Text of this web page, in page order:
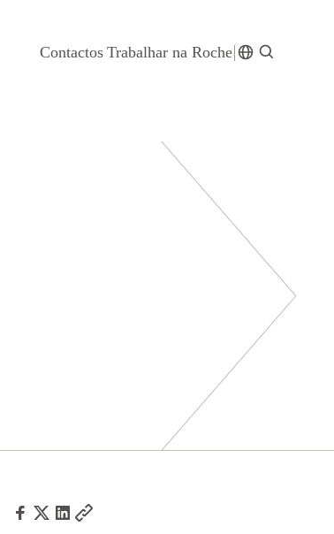
Contactos Trabalhar na Roche